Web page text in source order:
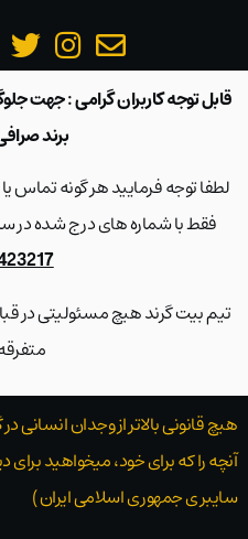
قابل توجه کاربران گرامی : جهت
برند
لطفا توجه فرمایید هر گونه تماس
فقط با شماره های درج شده در
تیم بیت گرند هیچ مسئولیتی در
هیچ قانونی بالاتر از وجدان
آنچه را که برای خود، میخواهید برای
سایبری جمهوری اسلامی ایران )